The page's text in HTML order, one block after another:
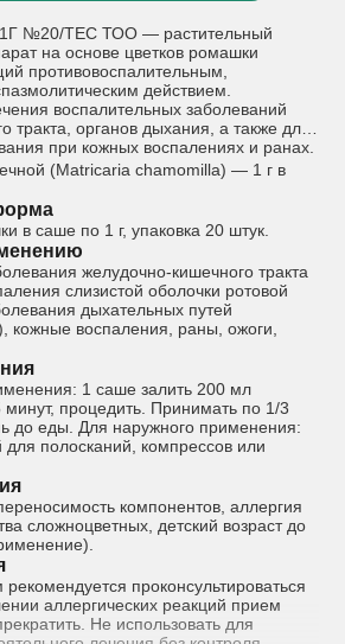
№20/ТЕС ТОО — растительный
на основе цветков ромашки
противовоспалительным,
действием.
воспалительных заболеваний
тракта, органов дыхания, а также для
при кожных воспалениях и ранах.
(Matricaria chamomilla) — 1 г в
в саше по 1 г, упаковка 20 штук.
желудочно-кишечного тракта
слизистой оболочки ротовой
дыхательных путей
кожные воспаления, раны, ожоги,
1 саше залить 200 мл
минут, процедить. Принимать по 1/3
до еды. Для наружного применения:
для полосканий, компрессов или
компонентов, аллергия
сложноцветных, детский возраст до
проконсультироваться
аллергических реакций прием
Не использовать для